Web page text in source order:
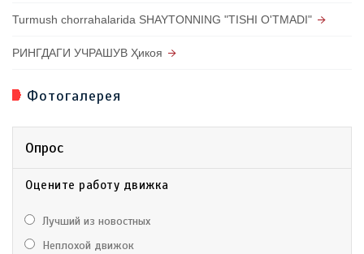
Turmush chorrahalarida SHAYTONNING "TISHI O'TMADI"
РИНГДАГИ УЧРАШУВ Ҳикоя
Фотогалерея
Опрос
Оцените работу движка
Лучший из новостных
Неплохой движок